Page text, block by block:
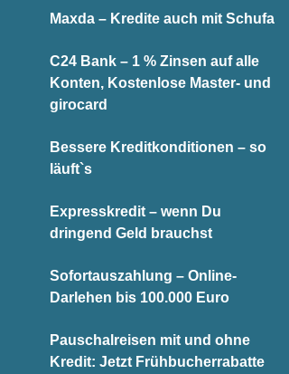
Maxda – Kredite auch mit Schufa
C24 Bank – 1 % Zinsen auf alle
Konten, Kostenlose Master- und
girocard
Bessere Kreditkonditionen – so
läuft`s
Expresskredit – wenn Du
dringend Geld brauchst
Sofortauszahlung – Online-
Darlehen bis 100.000 Euro
Pauschalreisen mit und ohne
Kredit: Jetzt Frühbucherrabatte